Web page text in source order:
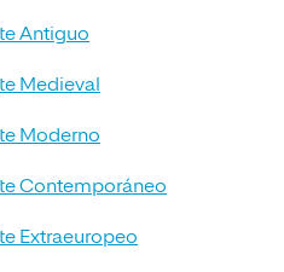
Antiguo
Medieval
Moderno
Contemporáneo
Extraeuropeo